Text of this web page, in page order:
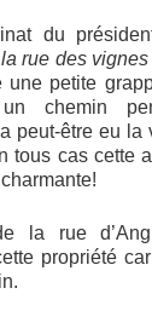
du
la rue des vignes
une petite
chemin
peut-être eu la
tous cas cette
la rue
propriété